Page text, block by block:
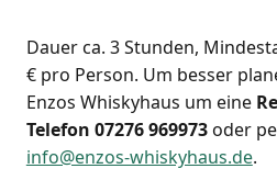
Dau­er ca. 3 Stun­den,
€ pro Per­son. Um bes­ser
Enzos Whis­ky­haus um eine
Tele­fon 07276 969973oder
info@enzos-whiskyhaus.de.